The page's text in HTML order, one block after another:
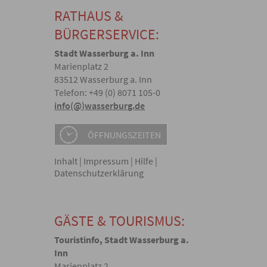
KARRIERE
RATHAUS &
BÜRGERSERVICE:
Stadt Wasserburg a. Inn
Marienplatz 2
83512 Wasserburg a. Inn
Telefon: +49 (0) 8071 105-0
info(@)wasserburg.de
ÖFFNUNGSZEITEN
Inhalt | Impressum | Hilfe |
Datenschutzerklärung
GÄSTE & TOURISMUS:
Touristinfo, Stadt Wasserburg a.
Inn